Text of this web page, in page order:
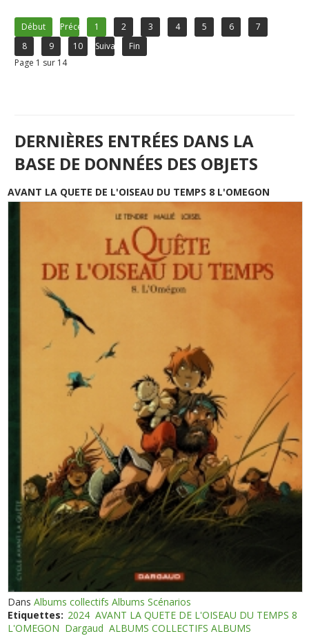
Début Précédent1 2 3 4 5 6
7
8
9 10 Suivant
Fin
Page 1 sur 14
DERNIÈRES ENTRÉES DANS LA
BASE DE DONNÉES DES OBJETS
AVANT LA QUETE DE L'OISEAU DU TEMPS 8 L'OMEGON
DansAlbums collectifs Albums Scénarios
Etiquettes: 2024 AVANT LA QUETE DE L'OISEAU DU TEMPS 8
L'OMEGON Dargaud ALBUMS COLLECTIFS ALBUMS